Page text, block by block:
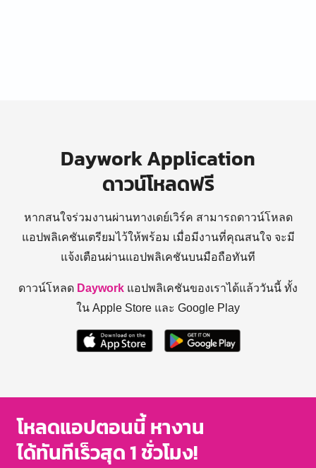
Daywork Application
ดาวน์โหลดฟรี
หากสนใจร่วมงานผ่านทางเดย์เวิร์ค สามารถดาวน์โหลด
แอปพลิเคชันเตรียมไว้ให้พร้อม เมื่อมีงานที่คุณสนใจ จะมี
แจ้งเตือนผ่านแอปพลิเคชันบนมือถือทันที
ดาวน์โหลด Daywork แอปพลิเคชันของเราได้แล้ววันนี้ ทั้ง
ใน Apple Store และ Google Play
โหลดแอปตอนนี้ หางาน
ได้ทันทีเร็วสุด 1 ชั่วโมง!